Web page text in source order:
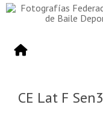
CE Lat F Sen3